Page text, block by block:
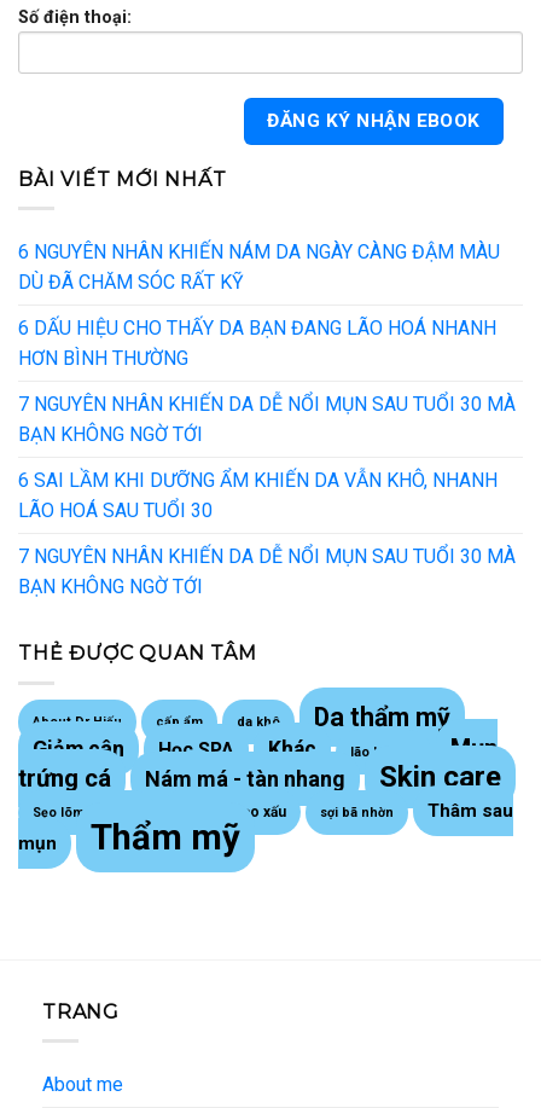
Số điện thoại:
BÀI VIẾT MỚI NHẤT
6 NGUYÊN NHÂN KHIẾN NÁM DA NGÀY CÀNG ĐẬM MÀU
DÙ ĐÃ CHĂM SÓC RẤT KỸ
6 DẤU HIỆU CHO THẤY DA BẠN ĐANG LÃO HOÁ NHANH
HƠN BÌNH THƯỜNG
7 NGUYÊN NHÂN KHIẾN DA DỄ NỔI MỤN SAU TUỔI 30 MÀ
BẠN KHÔNG NGỜ TỚI
6 SAI LẦM KHI DƯỠNG ẨM KHIẾN DA VẪN KHÔ, NHANH
LÃO HOÁ SAU TUỔI 30
7 NGUYÊN NHÂN KHIẾN DA DỄ NỔI MỤN SAU TUỔI 30 MÀ
BẠN KHÔNG NGỜ TỚI
THẺ ĐƯỢC QUAN TÂM
About Dr Hiếu cấp ẩm da khô Da thẩm mỹ
Giảm cân Học SPA Khác lão hoá da
Mụn
trứng cá
Nám má - tàn nhang Skin care
Sẹo lõm trứng cá Sẹo lồi - sẹo xấu sợi bã nhờn
Thâm sau
mụn
Thẩm mỹ
TRANG
About me